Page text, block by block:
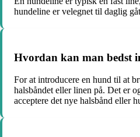
hundeline er velegnet til daglig
Hvordan kan man bedst
For at introducere en hund til at
halsbåndet eller linen på. Det er
acceptere det nye halsbånd eller